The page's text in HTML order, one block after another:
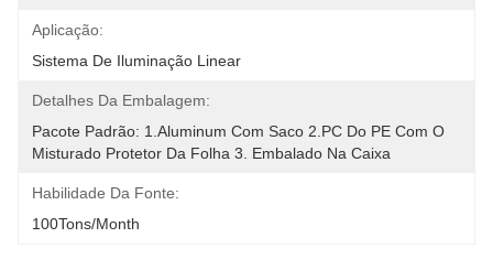
Aplicação:
Sistema De Iluminação Linear
Detalhes Da Embalagem:
Pacote Padrão: 1.Aluminum Com Saco 2.PC Do PE Com O
Misturado Protetor Da Folha 3. Embalado Na Caixa
Habilidade Da Fonte:
100Tons/Month